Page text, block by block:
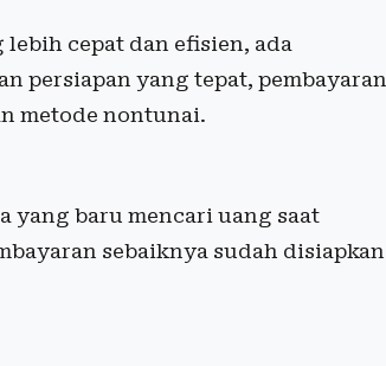
cepat dan efisien, ada
persiapan yang tepat, pembayaran
metode nontunai.
yang baru mencari uang saat
sebaiknya sudah disiapkan